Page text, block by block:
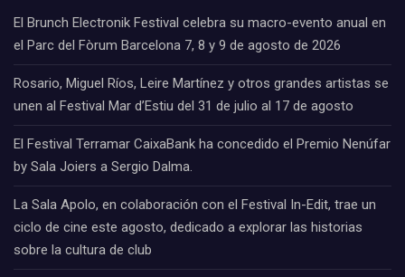
El Brunch Electronik Festival celebra su macro-evento anual en
el Parc del Fòrum Barcelona 7, 8 y 9 de agosto de 2026
Rosario, Miguel Ríos, Leire Martínez y otros grandes artistas se
unen al Festival Mar d’Estiu del 31 de julio al 17 de agosto
El Festival Terramar CaixaBank ha concedido el Premio Nenúfar
by Sala Joiers a Sergio Dalma.
La Sala Apolo, en colaboración con el Festival In-Edit, trae un
ciclo de cine este agosto, dedicado a explorar las historias
sobre la cultura de club